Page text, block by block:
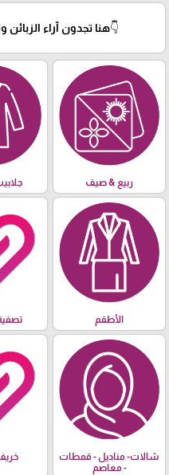
👇هنا تجدون آراء الزبائن
ربيع & صيف
الأطقم
شالات- مناديل - قمطات
- معاصم